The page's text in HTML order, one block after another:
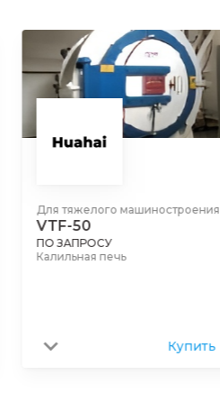
Для тяжелого машиностроения
VTF-50
ПО ЗАПРОСУ
Калильная печь
Купить